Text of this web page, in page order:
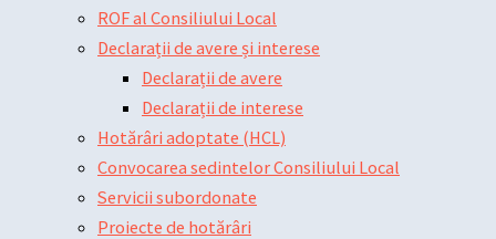
ROF al Consiliului Local
Declarații de avere și interese
Declarații de avere
Declarații de interese
Hotărâri adoptate (HCL)
Convocarea sedintelor Consiliului Local
Servicii subordonate
Proiecte de hotărâri